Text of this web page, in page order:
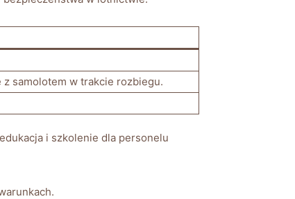
z samolotem w trakcie rozbiegu.
i szkolenie dla ‌personelu